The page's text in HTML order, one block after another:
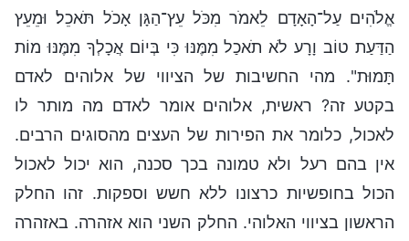
אֱלֹהִים עַל־הָאָדָם לֵאמֹר מִכֹּל עֵץ־הַגָּן אָכֹל תֹּאכֵל׃ וּמֵעֵץ
הַדַּעַת טוֹב וָרָע לֹא תֹאכַל מִמֶּנּוּ כִּי בְּיוֹם אֲכָלְךָ מִמֶּנּוּ מוֹת
תָּמוּת". מהי החשיבות של הציווי של אלוהים לאדם
בקטע זה? ראשית, אלוהים אומר לאדם מה מותר לו
לאכול, כלומר את הפירות של העצים מהסוגים הרבים.
אין בהם רעל ולא טמונה בכך סכנה, הוא יכול לאכול
הכול בחופשיות כרצונו ללא חשש וספקות. זהו החלק
הראשון בציווי האלוהי. החלק השני הוא אזהרה. באזהרה